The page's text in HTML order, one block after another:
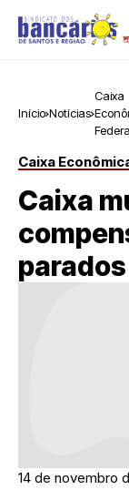
Início Notícias
Caixa
Caixa
Caixa
parados
14 de novembro